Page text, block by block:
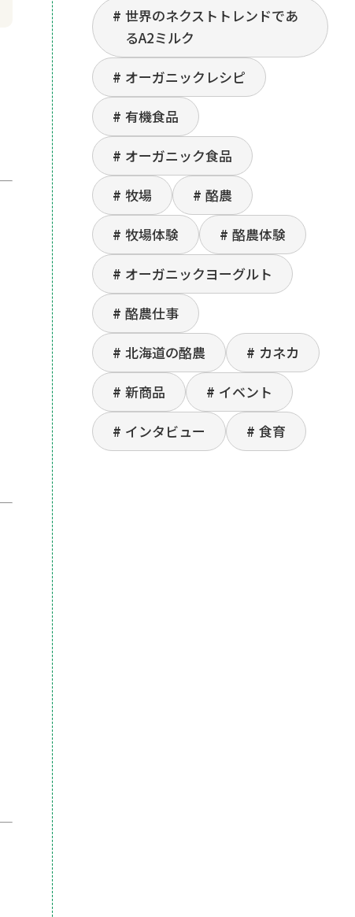
世界のネクストトレンドであ
るA2ミルク
オーガニックレシピ
有機食品
オーガニック食品
牧場
酪農
牧場体験
酪農体験
オーガニックヨーグルト
酪農仕事
北海道の酪農
カネカ
新商品
イベント
インタビュー
食育